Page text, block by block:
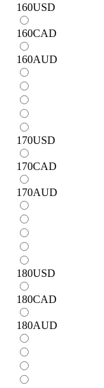
160USD
160CAD
160AUD
170USD
170CAD
170AUD
180USD
180CAD
180AUD